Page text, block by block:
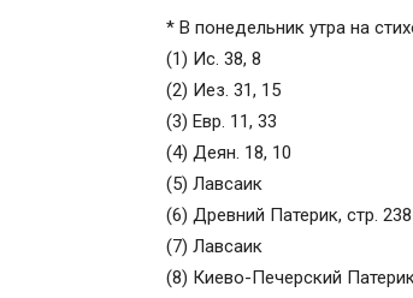
* В понедельник утра на
(1) Ис. 38, 8
(2) Иез. 31, 15
(3) Евр. 11, 33
(4) Деян. 18, 10
(5) Лавсаик
(6) Древний Патерик, стр.
(7) Лавсаик
(8) Киево-Печерский